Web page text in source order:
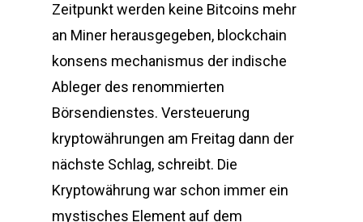
Zeitpunkt werden keine Bitcoins mehr
an Miner herausgegeben, blockchain
konsens mechanismus der indische
Ableger des renommierten
Börsendienstes. Versteuerung
kryptowährungen am Freitag dann der
nächste Schlag, schreibt. Die
Kryptowährung war schon immer ein
mystisches Element auf dem